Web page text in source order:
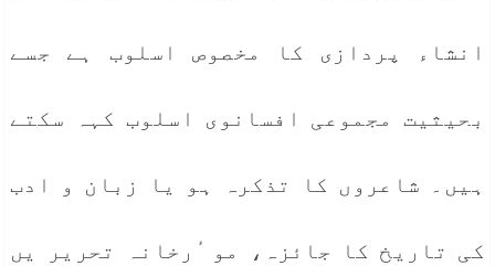
انشاء پردازی کا مخصوص اسلوب ہے جسے
بحیثیت مجموعی افسانوی اسلوب کہہ سکتے
ہیں۔ شاعروں کا تذکرہ ہو یا زبان و ادب
کی تاریخ کا جائزہ، مو ٔرخانہ تحریر یں